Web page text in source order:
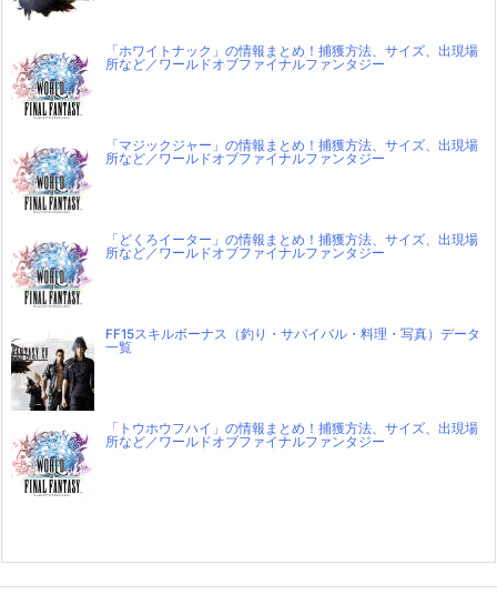
「ホワイトナック」の情報まとめ！捕獲方法、サイズ、出現場
所など／ワールドオブファイナルファンタジー
「マジックジャー」の情報まとめ！捕獲方法、サイズ、出現場
所など／ワールドオブファイナルファンタジー
「どくろイーター」の情報まとめ！捕獲方法、サイズ、出現場
所など／ワールドオブファイナルファンタジー
FF15スキルボーナス（釣り・サバイバル・料理・写真）データ
一覧
「トウホウフハイ」の情報まとめ！捕獲方法、サイズ、出現場
所など／ワールドオブファイナルファンタジー